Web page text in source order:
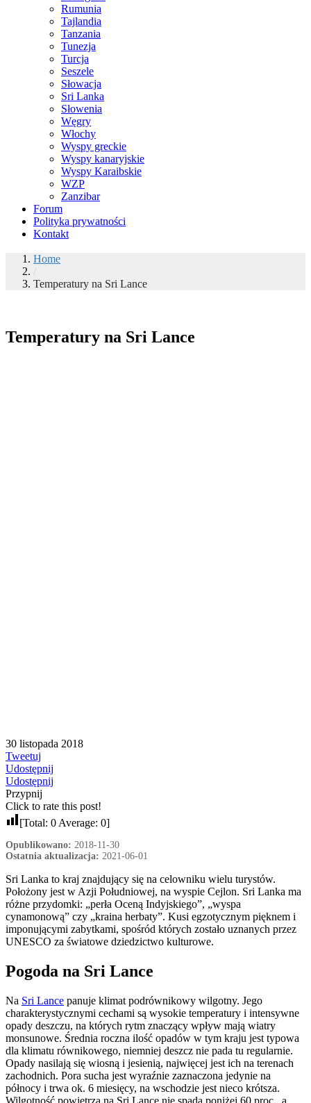
Rumunia
Tajlandia
Tanzania
Tunezja
Turcja
Seszele
Słowacja
Sri Lanka
Słowenia
Węgry
Włochy
Wyspy greckie
Wyspy kanaryjskie
Wyspy Karaibskie
WZP
Zanzibar
Forum
Polityka prywatności
Kontakt
Home
/
Temperatury na Sri Lance
Temperatury na Sri Lance
30 listopada 2018
Tweetuj
Udostępnij
Udostępnij
Przypnij
Click to rate this post!
[Total: 0Average: 0]
Opublikowano: 2018-11-30
Ostatnia aktualizacja: 2021-06-01
Sri Lanka to kraj znajdujący się na celowniku wielu turystów.
Położony jest w Azji Południowej, na wyspie Cejlon. Sri Lanka ma
różne przydomki: „perła Oceną Indyjskiego”, „wyspa
cynamonową” czy „kraina herbaty”. Kusi egzotycznym pięknem i
imponującymi zabytkami, spośród których zostało uznanych przez
UNESCO za światowe dziedzictwo kulturowe.
Pogoda na Sri Lance
Na Sri Lance panuje klimat podrównikowy wilgotny. Jego
charakterystycznymi cechami są wysokie temperatury i intensywne
opady deszczu, na których rytm znaczący wpływ mają wiatry
monsunowe. Średnia roczna ilość opadów w tym kraju jest typowa
dla klimatu równikowego, niemniej deszcz nie pada tu regularnie.
Opady nasilają się wiosną i jesienią, najwięcej jest ich na terenach
zachodnich. Pora sucha jest wyraźnie zaznaczona jedynie na
północy i trwa ok. 6 miesięcy, na wschodzie jest nieco krótsza.